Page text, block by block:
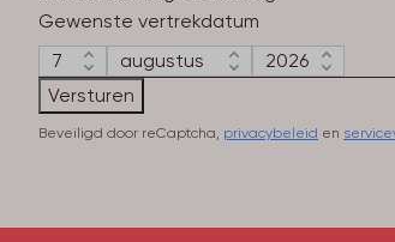
Gewenste vertrekdatum
Versturen
Beveiligd door reCaptcha, privacybeleid en